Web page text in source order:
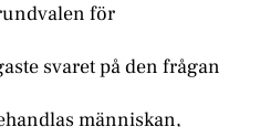
för
svaret på den frågan
människan,